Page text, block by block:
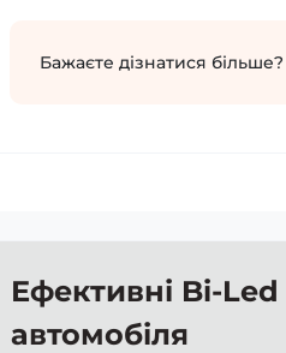
Бажаєте дізнатися
Ефективні Bi-Led
автомобіля